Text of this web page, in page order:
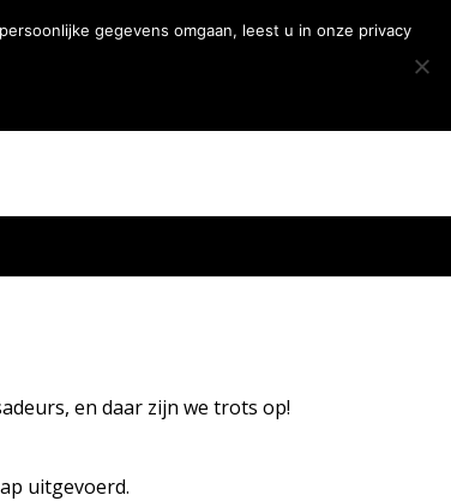
en daar zijn we trots op!
uitgevoerd.
gegevens omgaan, leest u in onze privacy